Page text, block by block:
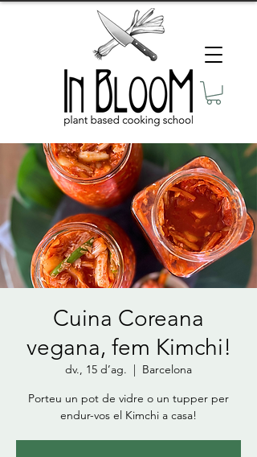
Cuina Coreana
vegana, fem Kimchi!
dv., 15 d’ag.
  |
Barcelona
Porteu un pot de vidre o un tupper per
endur-vos el Kimchi a casa!